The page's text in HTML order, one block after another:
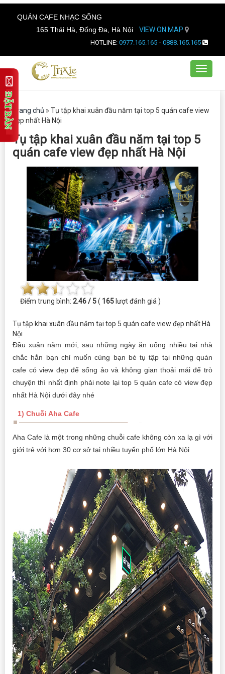
QUÁN CAFE NHẠC SỐNG
165 Thái Hà, Đống Đa, Hà Nội
VIEW ON MAP
HOTLINE: 0977.165.165 - 0888.165.165
Toggle
Trang chủ » Tụ tập khai xuân đầu năm tại top 5 quán cafe view
đẹp nhất Hà Nội
Tụ tập khai xuân đầu năm tại top 5
quán cafe view đẹp nhất Hà Nội
Điểm trung bình: 2.46 / 5( 165 lượt đánh giá )
Tụ tập khai xuân đầu năm tại top 5 quán cafe view đẹp nhất Hà
Nội
Đầu xuân năm mới, sau những ngày ăn uống nhiều tại nhà
chắc hẳn bạn chỉ muốn cùng bạn bè tụ tập tại những quán
cafe có view đẹp để sống ảo và không gian thoải mái để trò
chuyện thì nhất định phải note lại top 5 quán cafe có view đẹp
nhất Hà Nội dưới đây nhé
1) Chuỗi Aha Cafe
Aha Cafe là một trong những chuỗi cafe không còn xa lạ gì với
giới trẻ với hơn 30 cơ sở tại nhiều tuyến phố lớn Hà Nội